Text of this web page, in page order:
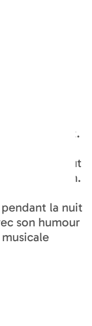
Vincent.
au chanté tout
et du son.
pendant la nuit
son humour